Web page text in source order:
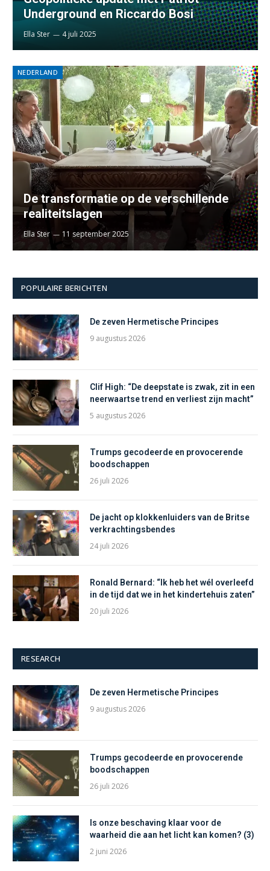
Underground en Riccardo Bosi
Ella Ster 4 juli 2025
NEDERLAND
De transformatie op de verschillende
realiteitslagen
Ella Ster 11 september 2025
POPULAIRE BERICHTEN
De zeven Hermetische Principes
9 augustus 2026
Clif High: “De deepstate is zwak, zit in een
neerwaartse trend en verliest zijn macht”
5 augustus 2026
Trumps gecodeerde en provocerende
boodschappen
26 juli 2026
De jacht op klokkenluiders van de Britse
verkrachtingsbendes
24 juli 2026
Ronald Bernard: “Ik heb het wél overleefd
in de tijd dat we in het kindertehuis zaten”
20 juli 2026
RESEARCH
De zeven Hermetische Principes
9 augustus 2026
Trumps gecodeerde en provocerende
boodschappen
26 juli 2026
Is onze beschaving klaar voor de
waarheid die aan het licht kan komen? (3)
2 juni 2026